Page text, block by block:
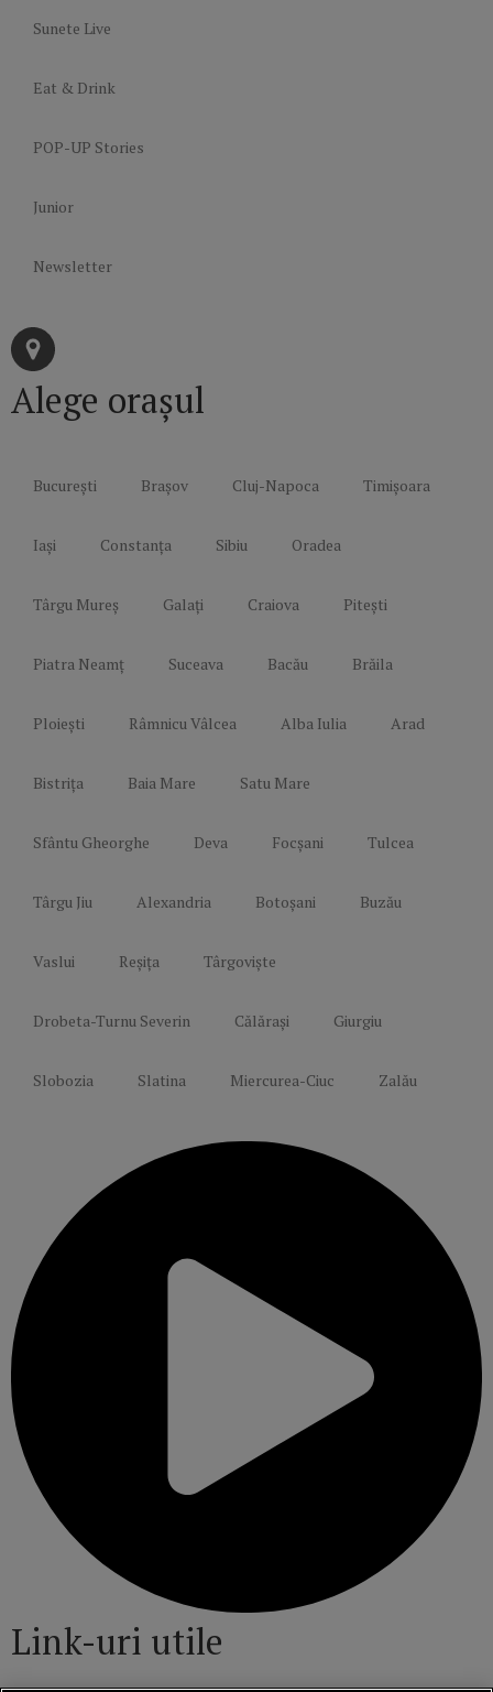
Sunete Live
Eat & Drink
POP-UP Stories
Junior
Newsletter
Alege orașul
București Brașov Cluj-Napoca Timișoara
Iași Constanța Sibiu Oradea
Târgu Mureș Galați Craiova Pitești
Piatra Neamț Suceava Bacău Brăila
Ploiești Râmnicu Vâlcea Alba Iulia Arad
Bistrița Baia Mare Satu Mare
Sfântu Gheorghe Deva Focșani Tulcea
Târgu Jiu Alexandria Botoșani Buzău
Vaslui Reșița Târgoviște
Drobeta-Turnu Severin Călărași Giurgiu
Slobozia Slatina Miercurea-Ciuc Zalău
Link-uri utile